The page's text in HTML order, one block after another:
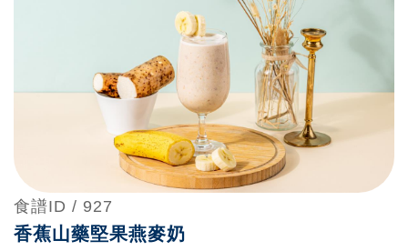
食譜ID / 927
香蕉山藥堅果燕麥奶